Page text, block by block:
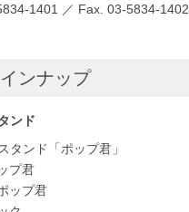
1401 ／ Fax. 03-5834-1402
ンナップ
ンド
タンド「ポップ君」
プ君
ップ君